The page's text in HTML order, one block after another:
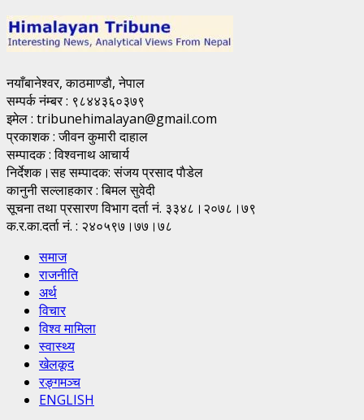
नयाँबानेश्वर, काठमाण्डाै, नेपाल
सम्पर्क नंम्बर : ९८४४३६०३७९
इमेल : tribunehimalayan@gmail.com
प्रकाशक : जीवन कुमारी दाहाल
सम्पादक : विश्वनाथ आचार्य
निर्देशक।सह सम्पादक: संजय प्रसाद पाैडेल
कानुनी सल्लाहकार : बिमल सुवेदी
सूचना तथा प्रसारण विभाग दर्ता नं. ३३४८।२०७८।७९
क.र.का.दर्ता नं. : २४०५९७।७७।७८
समाज
राजनीति
अर्थ
विचार
विश्व मामिला
स्वास्थ्य
खेलकूद
रङ्गमञ्च
ENGLISH